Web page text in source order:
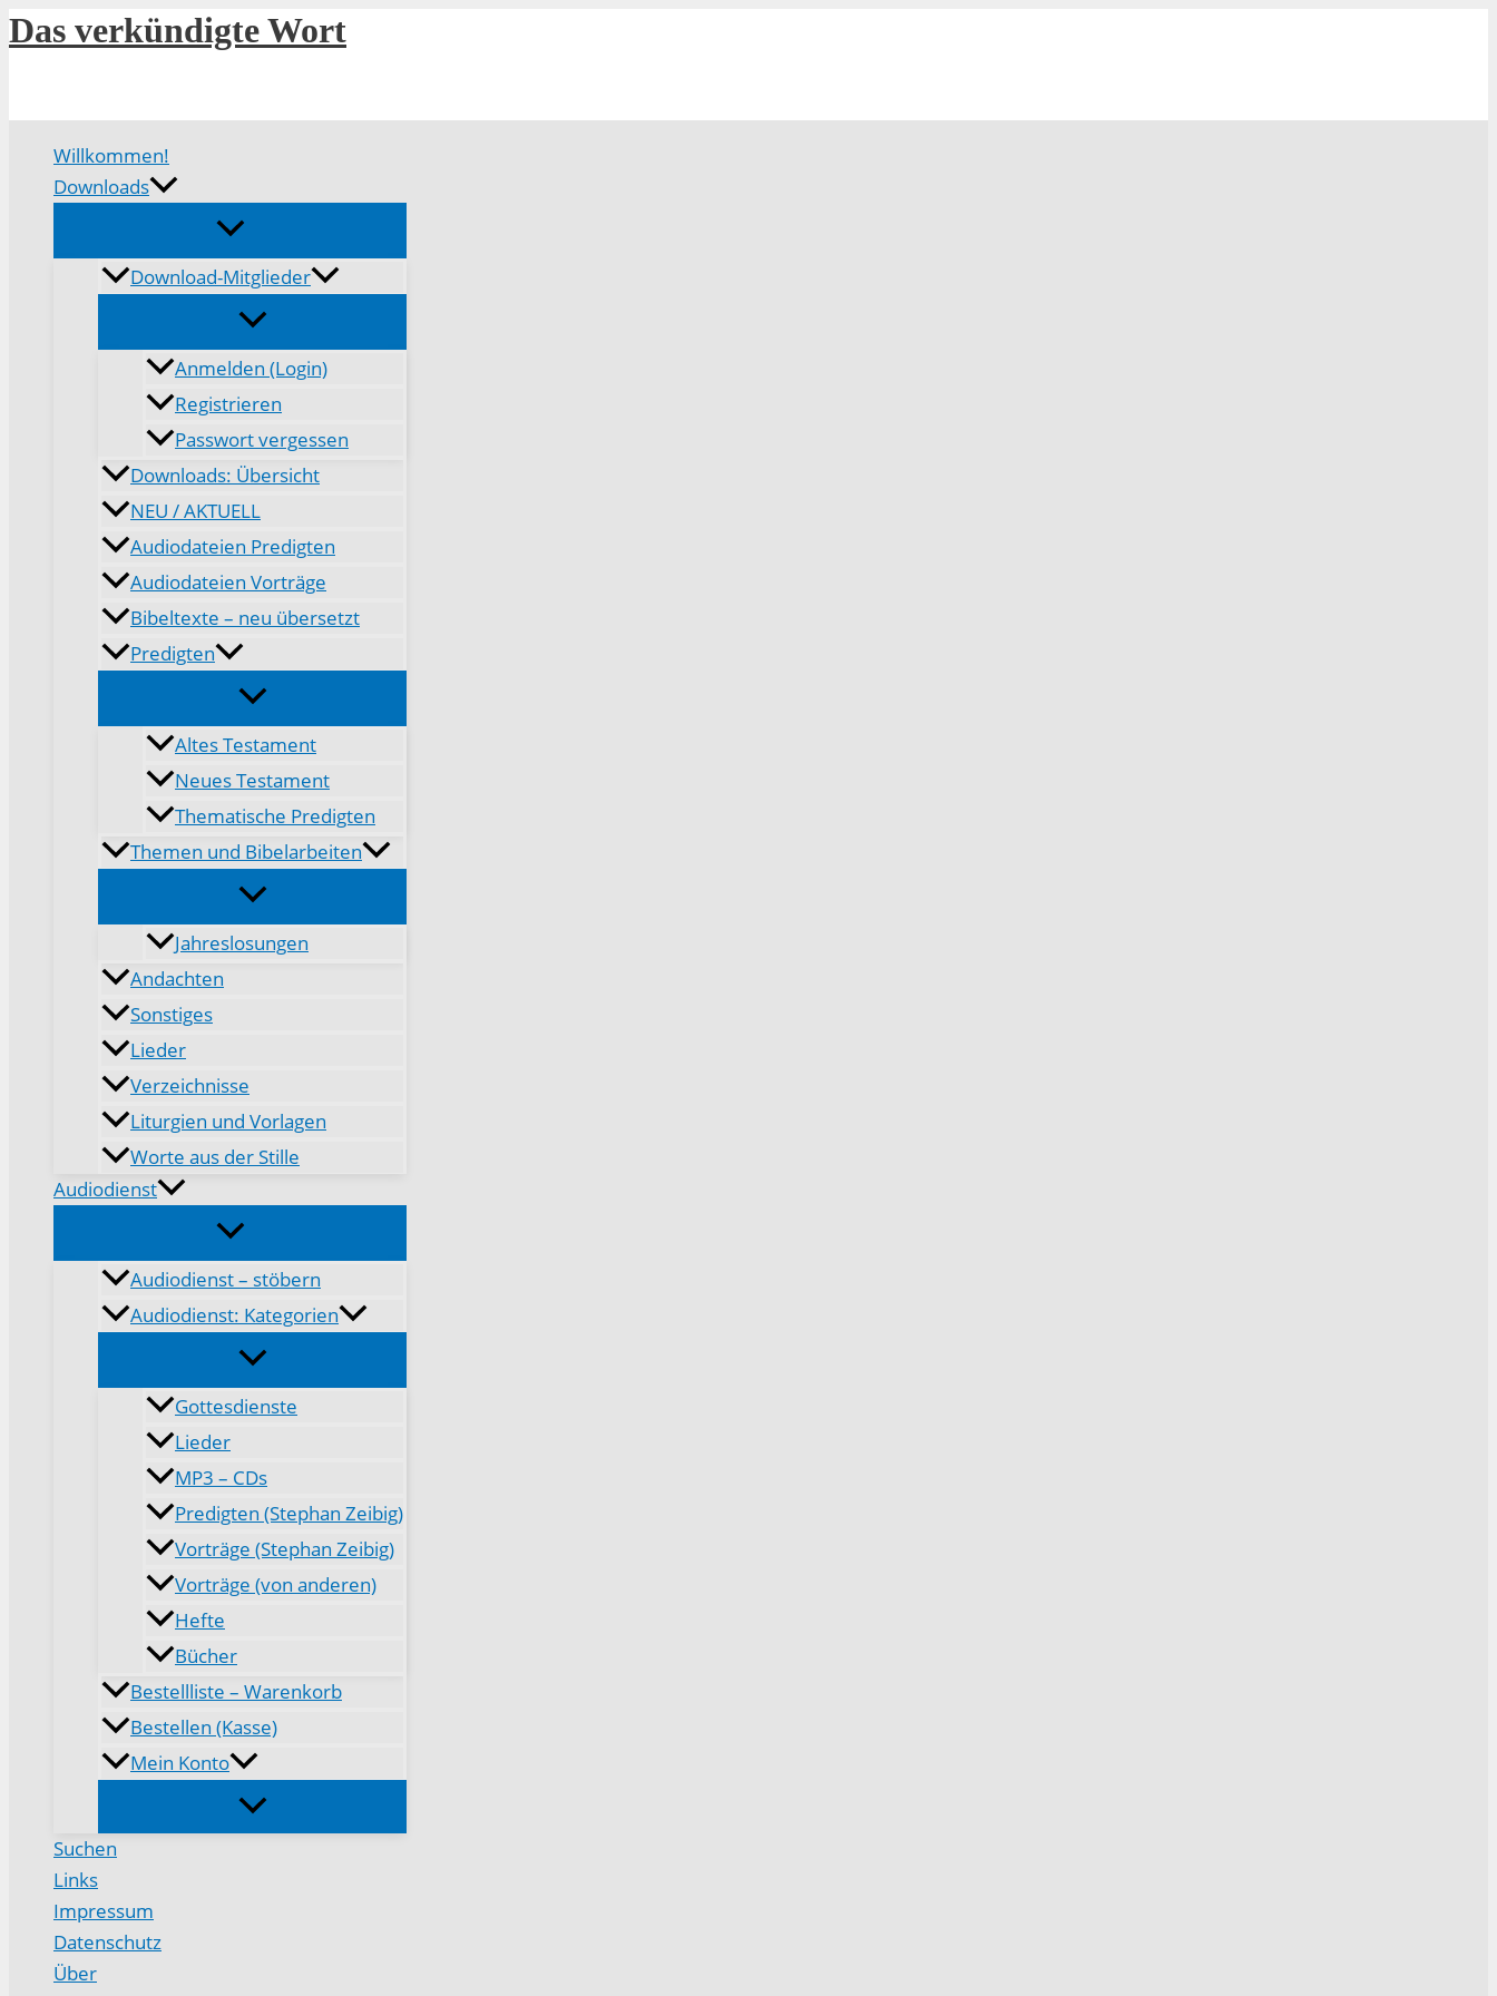
Zum
Inhalt
Das verkündigte Wort
Willkommen!
Downloads
Download-Mitglieder
Anmelden (Login)
Registrieren
Passwort vergessen
Downloads: Übersicht
NEU / AKTUELL
Audiodateien Predigten
Audiodateien Vorträge
Bibeltexte – neu übersetzt
Predigten
Altes Testament
Neues Testament
Thematische Predigten
Themen und Bibelarbeiten
Jahreslosungen
Andachten
Sonstiges
Lieder
Verzeichnisse
Liturgien und Vorlagen
Worte aus der Stille
Audiodienst
Audiodienst – stöbern
Audiodienst: Kategorien
Gottesdienste
Lieder
MP3 – CDs
Predigten (Stephan Zeibig)
Vorträge (Stephan Zeibig)
Vorträge (von anderen)
Hefte
Bücher
Bestellliste – Warenkorb
Bestellen (Kasse)
Mein Konto
Suchen
Links
Impressum
Datenschutz
Über